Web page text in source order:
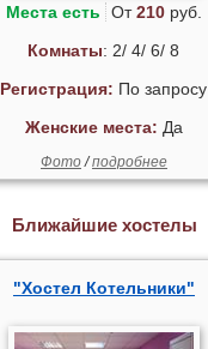
Места есть От210руб.
Комнаты: 2/ 4/ 6/ 8
Регистрация: По запросу
Женские места: Да
Фото/подробнее
Ближайшие хостелы
"Хостел Котельники"